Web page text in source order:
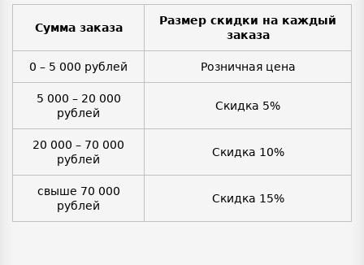
Сумма заказа
Размер скидки на каждый
заказа
0 – 5 000 рублей Розничная цена
5 000 – 20 000
рублей
Скидка 5%
20 000 – 70 000
рублей
Скидка 10%
свыше 70 000
рублей
Скидка 15%